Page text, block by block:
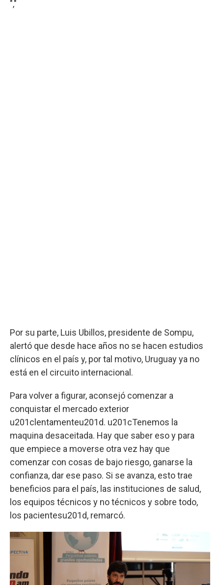
","
Por su parte, Luis Ubillos, presidente de Sompu,
alertó que desde hace años no se hacen estudios
clínicos en el país y, por tal motivo, Uruguay ya no
está en el circuito internacional.
Para volver a figurar, aconsejó comenzar a
conquistar el mercado exterior
u201clentamenteu201d. u201cTenemos la
maquina desaceitada. Hay que saber eso y para
que empiece a moverse otra vez hay que
comenzar con cosas de bajo riesgo, ganarse la
confianza, dar ese paso. Si se avanza, esto trae
beneficios para el país, las instituciones de salud,
los equipos técnicos y no técnicos y sobre todo,
los pacientesu201d, remarcó.